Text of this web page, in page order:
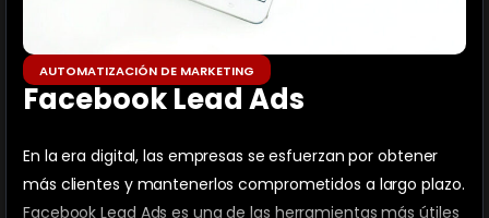
AUTOMATIZACIÓN DE MARKETING
Facebook Lead Ads
En la era digital, las empresas se esfuerzan por obtener
más clientes y mantenerlos comprometidos a largo plazo.
Facebook Lead Ads es una de las herramientas más útiles